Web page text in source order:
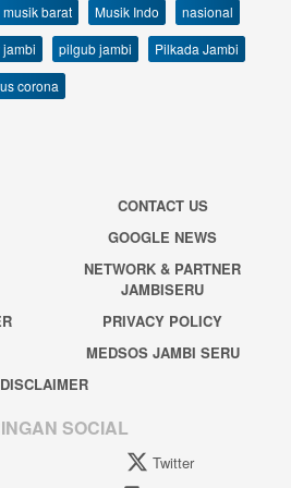
musik barat Musik Indo
nasional
pilgub jambi
Pilkada Jambi
corona
CONTACT US
GOOGLE NEWS
NETWORK & PARTNER
JAMBISERU
PRIVACY POLICY
MEDSOS JAMBI SERU
DISCLAIMER
SOCIAL
Twitter